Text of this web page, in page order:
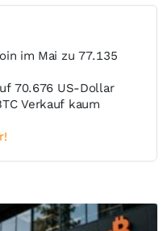
im Mai zu 77.135
70.676 US-Dollar
Verkauf kaum